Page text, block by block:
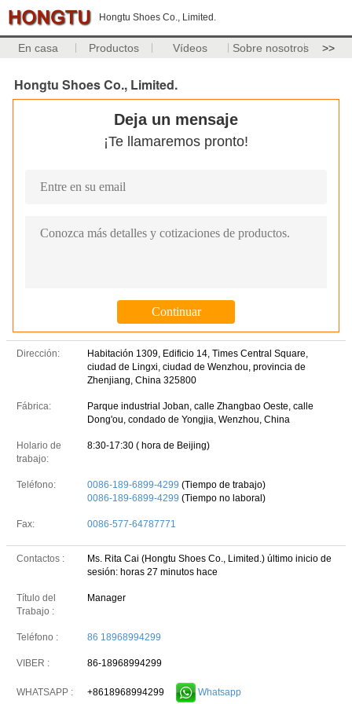
Hongtu Shoes Co., Limited.
En casa Productos Vídeos Sobre nosotros >>
Hongtu Shoes Co., Limited.
Deja un mensaje
¡Te llamaremos pronto!
Dirección:
Habitación 1309, Edificio 14, Times Central Square,
ciudad de Lingxi, ciudad de Wenzhou, provincia de
Zhenjiang, China 325800
Fábrica:
Parque industrial Joban, calle Zhangbao Oeste, calle
Dong'ou, condado de Yongjia, Wenzhou, China
Holario de
trabajo:
8:30-17:30 ( hora de Beijing)
Teléfono: 0086-189-6899-4299 (Tiempo de trabajo)
0086-189-6899-4299 (Tiempo no laboral)
Fax: 0086-577-64787771
Contactos : Ms. Rita Cai (Hongtu Shoes Co., Limited.) último inicio de
sesión: horas 27 minutos hace
Título del
Trabajo :
Manager
Teléfono : 86 18968994299
VIBER : 86-18968994299
WHATSAPP : +8618968994299 Whatsapp